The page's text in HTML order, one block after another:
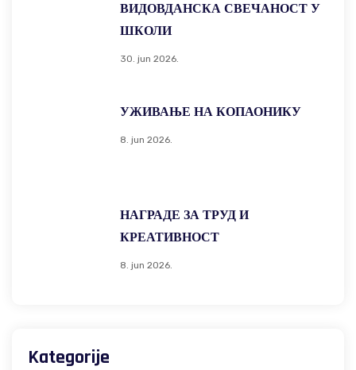
ВИДОВДАНСКА СВЕЧАНОСТ У
ШКОЛИ
30. jun 2026.
УЖИВАЊЕ НА КОПАОНИКУ
8. jun 2026.
НАГРАДЕ ЗА ТРУД И
КРЕАТИВНОСТ
8. jun 2026.
Kategorije